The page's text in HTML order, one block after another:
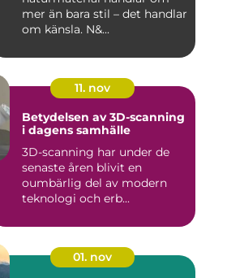
mer än bara stil – det handlar
om känsla. N&...
11. nov
Betydelsen av 3D-scanning
i dagens samhälle
3D-scanning har under de
senaste åren blivit en
oumbärlig del av modern
teknologi och erb...
01. nov